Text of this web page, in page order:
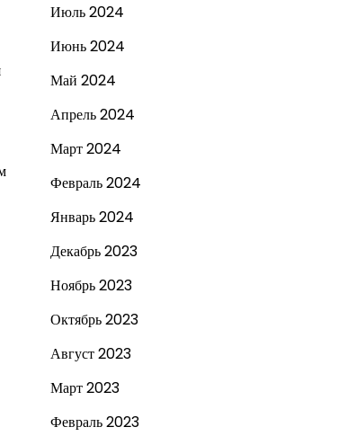
Июль 2024
Июнь 2024
Май 2024
Апрель 2024
Март 2024
Февраль 2024
Январь 2024
Декабрь 2023
Ноябрь 2023
Октябрь 2023
Август 2023
Март 2023
Февраль 2023